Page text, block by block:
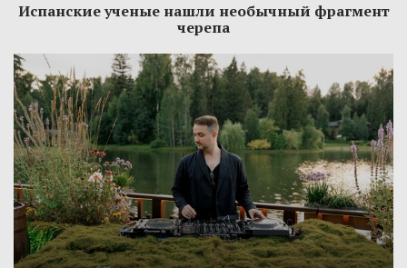
Испанские ученые нашли необычный фрагмент
черепа